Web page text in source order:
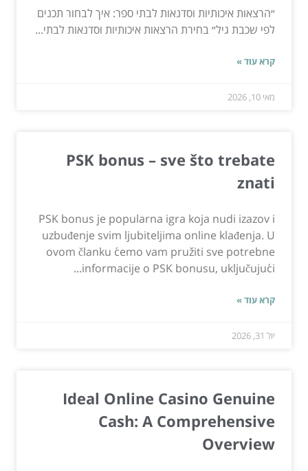
״הרצאות איכותיות וסדנאות לבתי ספר: איך לבחור תכנים
לפי שכבת גיל״ בחירת הרצאות איכותיות וסדנאות לבתי...
קרא עוד »
מאי 10, 2026
PSK bonus – sve što trebate
znati
PSK bonus je popularna igra koja nudi izazov i
uzbuđenje svim ljubiteljima online klađenja. U
ovom članku ćemo vam pružiti sve potrebne
informacije o PSK bonusu, uključujući...
קרא עוד »
יול 31, 2026
Ideal Online Casino Genuine
Cash: A Comprehensive
Overview